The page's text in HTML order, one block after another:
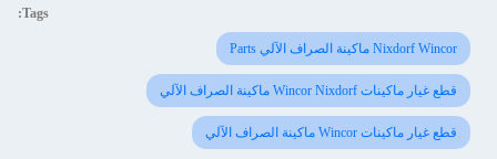
Tags:
Nixdorf Wincor ماكينة الصراف الآلي Parts
قطع غيار ماكينات Wincor Nixdorf ماكينة الصراف الآلي
قطع غيار ماكينات Wincor ماكينة الصراف الآلي